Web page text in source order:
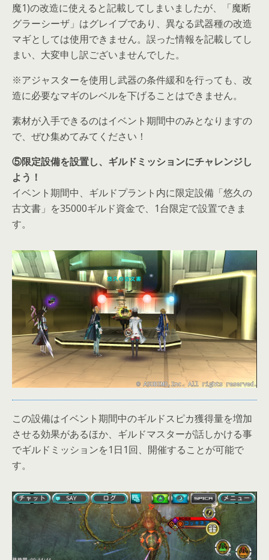
魔1)の改造に使えると記載してしまいましたが、「魔断
グラーシーザ」はグレイブであり、異なる武器種の改造
マギとしては使用できません。誤った情報を記載してし
まい、大変申し訳ございませんでした。
※アジャスターを使用し武器の条件緩和を行っても、改
造に必要なマギのレベルを下げることはできません。
素材が入手できるのはイベント期間中のみとなりますの
で、ぜひ集めてみてください！
⑤限定設備を設置し、ギルドミッションにチャレンジし
よう！
イベント期間中、ギルドプラント内に限定設備「悠久の
古文書」を35000ギルド資金で、1台限定で設置できま
す。
この設備はイベント期間中のギルドスピカ獲得量を増加
させる効果があるほか、ギルドマスターが話しかける事
でギルドミッションを1日1回、開催することが可能で
す。